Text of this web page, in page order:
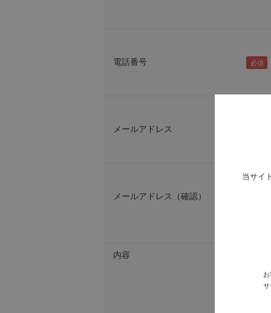
電話番号
メールアドレス
メールアドレス（確認）
内容
当サイ
サ